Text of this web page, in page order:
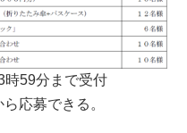
59分まで受付
ら応募できる。